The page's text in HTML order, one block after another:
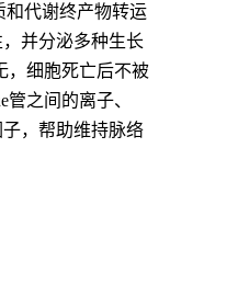
和代谢终产物转运
并分泌多种生长
，细胞死亡后不被
之间的离子、
，帮助维持脉络